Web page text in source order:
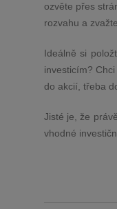
ozvěte přes
rozvahu a
Ideálně si
investicím?
do akcií, třeba
Jisté je, že
vhodné